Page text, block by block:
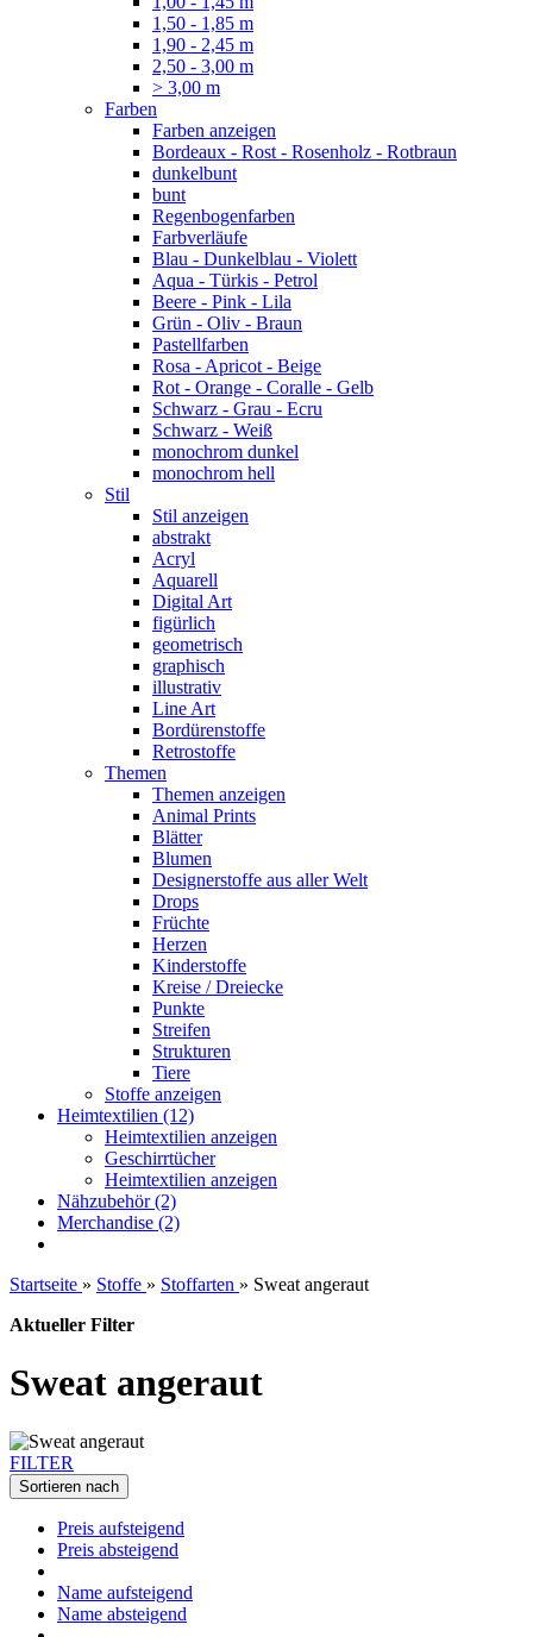
1,50 - 1,85 m
1,90 - 2,45 m
2,50 - 3,00 m
> 3,00 m
Farben
Farben anzeigen
Bordeaux - Rost - Rosenholz - Rotbraun
dunkelbunt
bunt
Regenbogenfarben
Farbverläufe
Blau - Dunkelblau - Violett
Aqua - Türkis - Petrol
Beere - Pink - Lila
Grün - Oliv - Braun
Pastellfarben
Rosa - Apricot - Beige
Rot - Orange - Coralle - Gelb
Schwarz - Grau - Ecru
Schwarz - Weiß
monochrom dunkel
monochrom hell
Stil
Stil anzeigen
abstrakt
Acryl
Aquarell
Digital Art
figürlich
geometrisch
graphisch
illustrativ
Line Art
Bordürenstoffe
Retrostoffe
Themen
Themen anzeigen
Animal Prints
Blätter
Blumen
Designerstoffe aus aller Welt
Drops
Früchte
Herzen
Kinderstoffe
Kreise / Dreiecke
Punkte
Streifen
Strukturen
Tiere
Stoffe anzeigen
Heimtextilien (12)
Heimtextilien anzeigen
Geschirrtücher
Heimtextilien anzeigen
Nähzubehör (2)
Merchandise (2)
Startseite » Stoffe » Stoffarten » Sweat angeraut
Aktueller Filter
Sweat angeraut
FILTER
Sortieren nach
Preis aufsteigend
Preis absteigend
Name aufsteigend
Name absteigend